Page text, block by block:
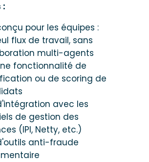
:
pour les équipes :
flux de travail, sans
multi-agents
fonctionnalité de
ou de scoring de
avec les
de gestion des
(IPI, Netty, etc.)
anti-fraude